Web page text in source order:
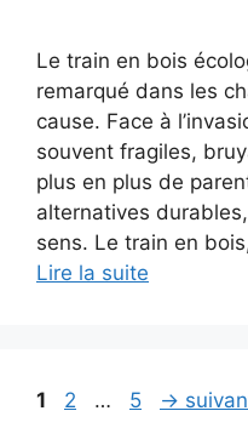
Le train en bois
remarqué dans les
cause. Face à
souvent fragiles,
plus en plus de
alternatives
sens. Le train en
Lire la suite
Page
1 Page
2 … Page
5 →